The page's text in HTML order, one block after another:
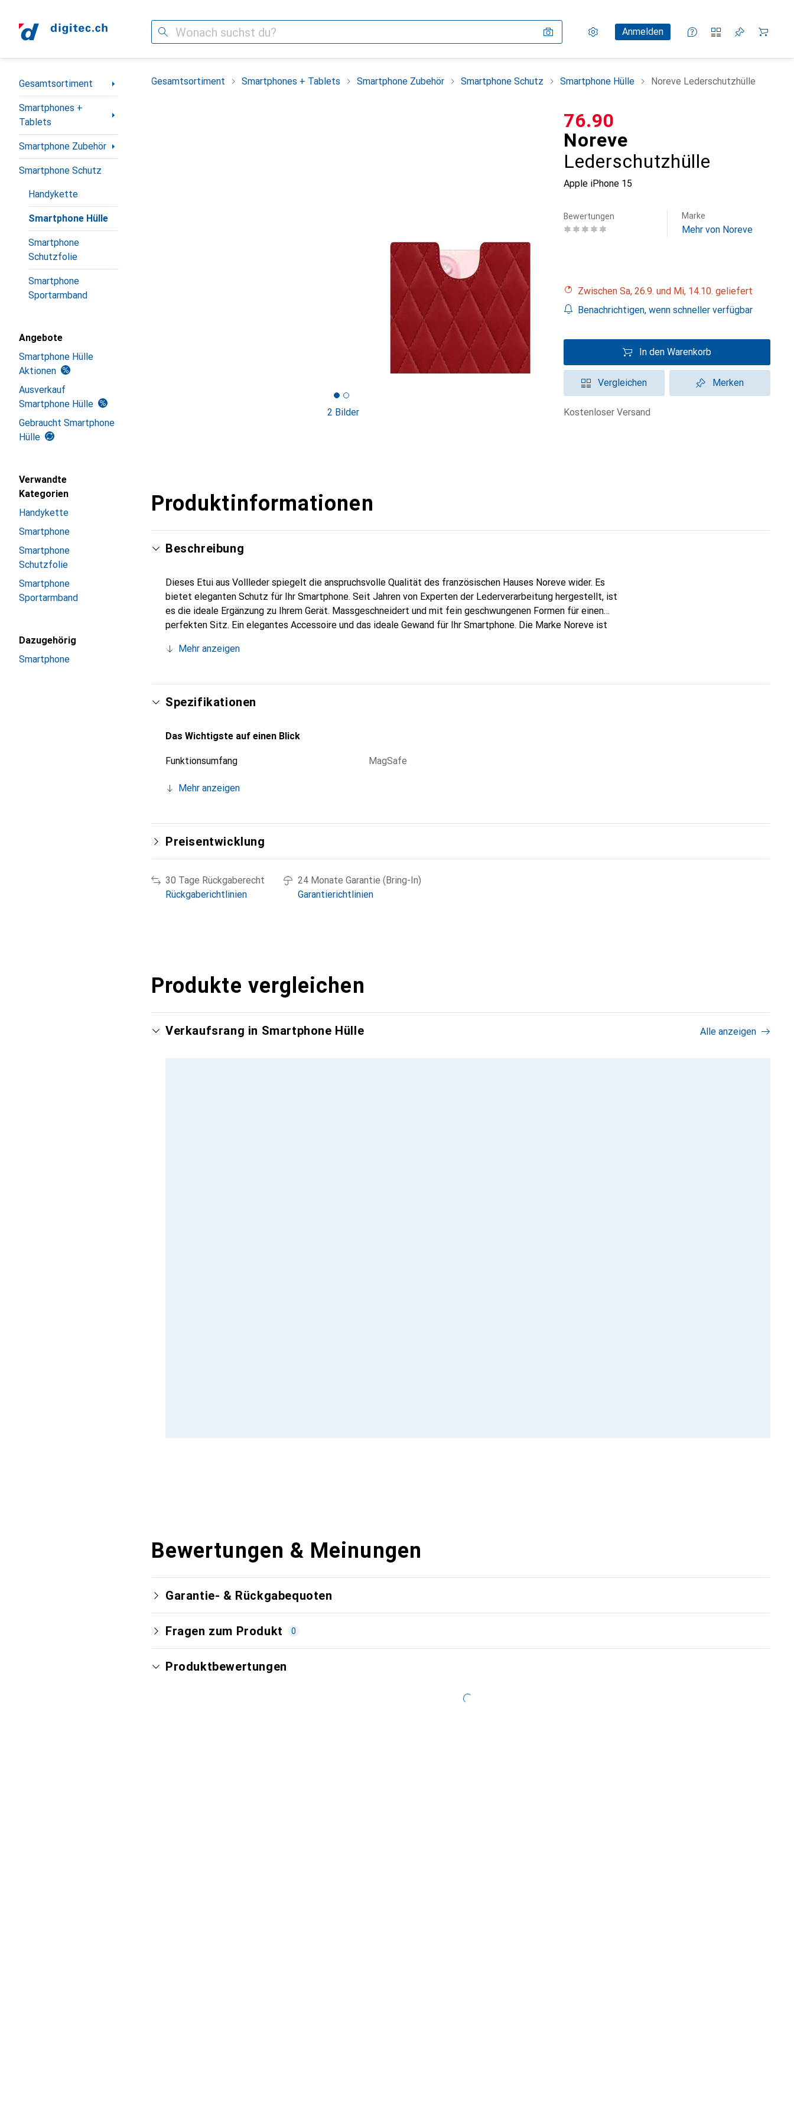
Suche Einstellungen
KundenkontoAnmelden
Vergleichslisten
Merklisten
Warenkorb
Navigation nach Kategorien
Gesamtsortiment
Smartphones +
Tablets
Smartphone Zubehör
Smartphone Schutz
Handykette
Smartphone Hülle
Smartphone
Schutzfolie
Smartphone
Sportarmband
Angebote
Smartphone Hülle
Aktionen
Ausverkauf
Smartphone Hülle
Gebraucht Smartphone
Hülle
Verwandte
Kategorien
Handykette
Smartphone
Smartphone
Schutzfolie
Smartphone
Sportarmband
Dazugehörig
Smartphone
Gesamtsortiment Smartphones + Tablets Smartphone Zubehör Smartphone Schutz Smartphone Hülle Noreve Lederschutzhülle
2 Bilder
Noreve
Lederschutzhülle
Apple iPhone 15
CHF
76.90
Bewertungen Marke
Mehr von Noreve
Zwischen Sa, 26.9. und Mi, 14.10. geliefert
Benachrichtigen, wenn schneller verfügbar
In den Warenkorb
Vergleichen Merken
kostenloser Versand
Produktinformationen
Beschreibung
Dieses Etui aus Vollleder spiegelt die anspruchsvolle Qualität des französischen Hauses Noreve wider. Es
bietet eleganten Schutz für Ihr Smartphone. Seit Jahren von Experten der Lederverarbeitung hergestellt, ist
es die ideale Ergänzung zu Ihrem Gerät. Massgeschneidert und mit fein geschwungenen Formen für einen
perfekten Sitz. Ein elegantes Accessoire und das ideale Gewand für Ihr Smartphone. Die Marke Noreve ist
Kunden.
Mehr anzeigen
Spezifikationen
Das Wichtigste auf einen Blick
Funktionsumfang MagSafe
Mehr anzeigen
Preisentwicklung
30 Tage Rückgaberecht
Rückgaberichtlinien
24 Monate Garantie (Bring-In)
Garantierichtlinien
Produkte vergleichen
Verkaufsrang in Smartphone Hülle Alle anzeigen
Bewertungen & Meinungen
Garantie- & Rückgabequoten
Fragen zum Produkt 0
Produktbewertungen